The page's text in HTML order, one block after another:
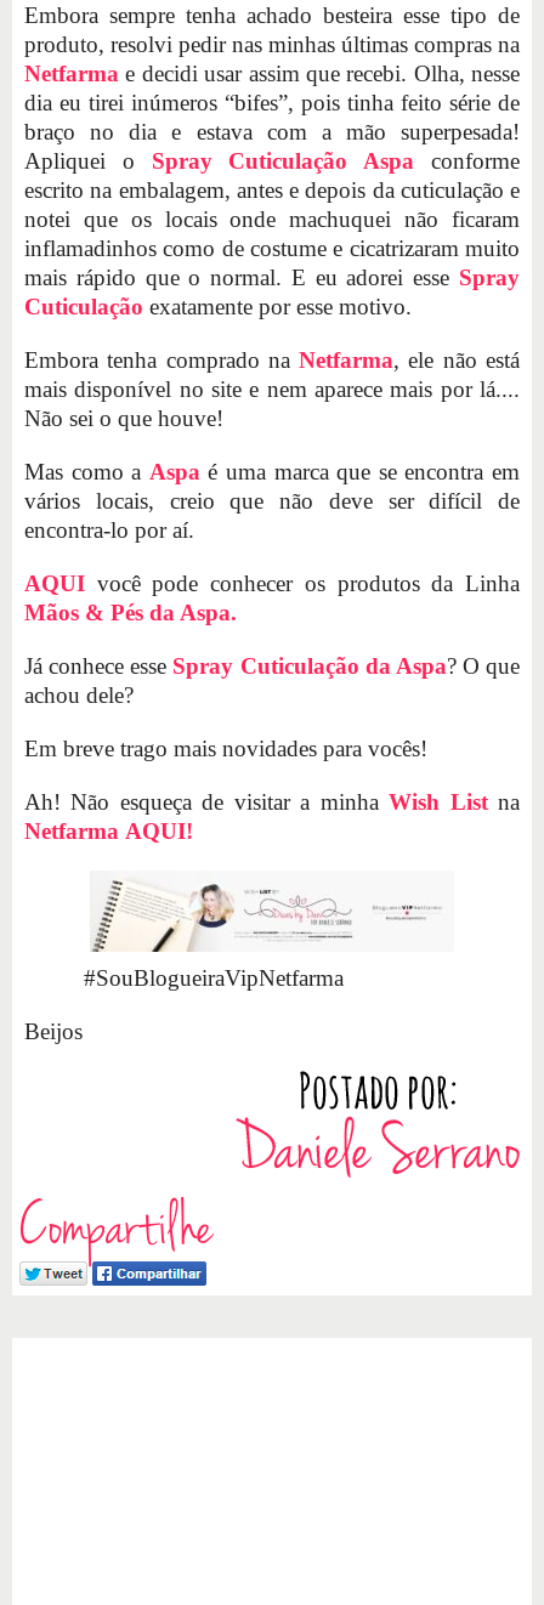
Embora sempre tenha achado besteira esse tipo de
produto, resolvi pedir nas minhas últimas compras na
Netfarma e decidi usar assim que recebi. Olha, nesse
dia eu tirei inúmeros “bifes”, pois tinha feito série de
braço no dia e estava com a mão superpesada!
Apliquei o Spray Cuticulação Aspa conforme
escrito na embalagem, antes e depois da cuticulação e
notei que os locais onde machuquei não ficaram
inflamadinhos como de costume e cicatrizaram muito
mais rápido que o normal. E eu adorei esse Spray
Cuticulação exatamente por esse motivo.
Embora tenha comprado naNetfarma, ele não está
mais disponível no site e nem aparece mais por lá....
Não sei o que houve!
Mas como a Aspa é uma marca que se encontra em
vários locais, creio que não deve ser difícil de
encontra-lo por aí.
AQUI você pode conhecer os produtos da Linha
Mãos & Pés da Aspa.
Já conhece esse Spray Cuticulação da Aspa? O que
achou dele?
Em breve trago mais novidades para vocês!
Ah! Não esqueça de visitar a minhaWish Listna
Netfarma AQUI!
#SouBlogueiraVipNetfarma
Beijos
Compartilhe